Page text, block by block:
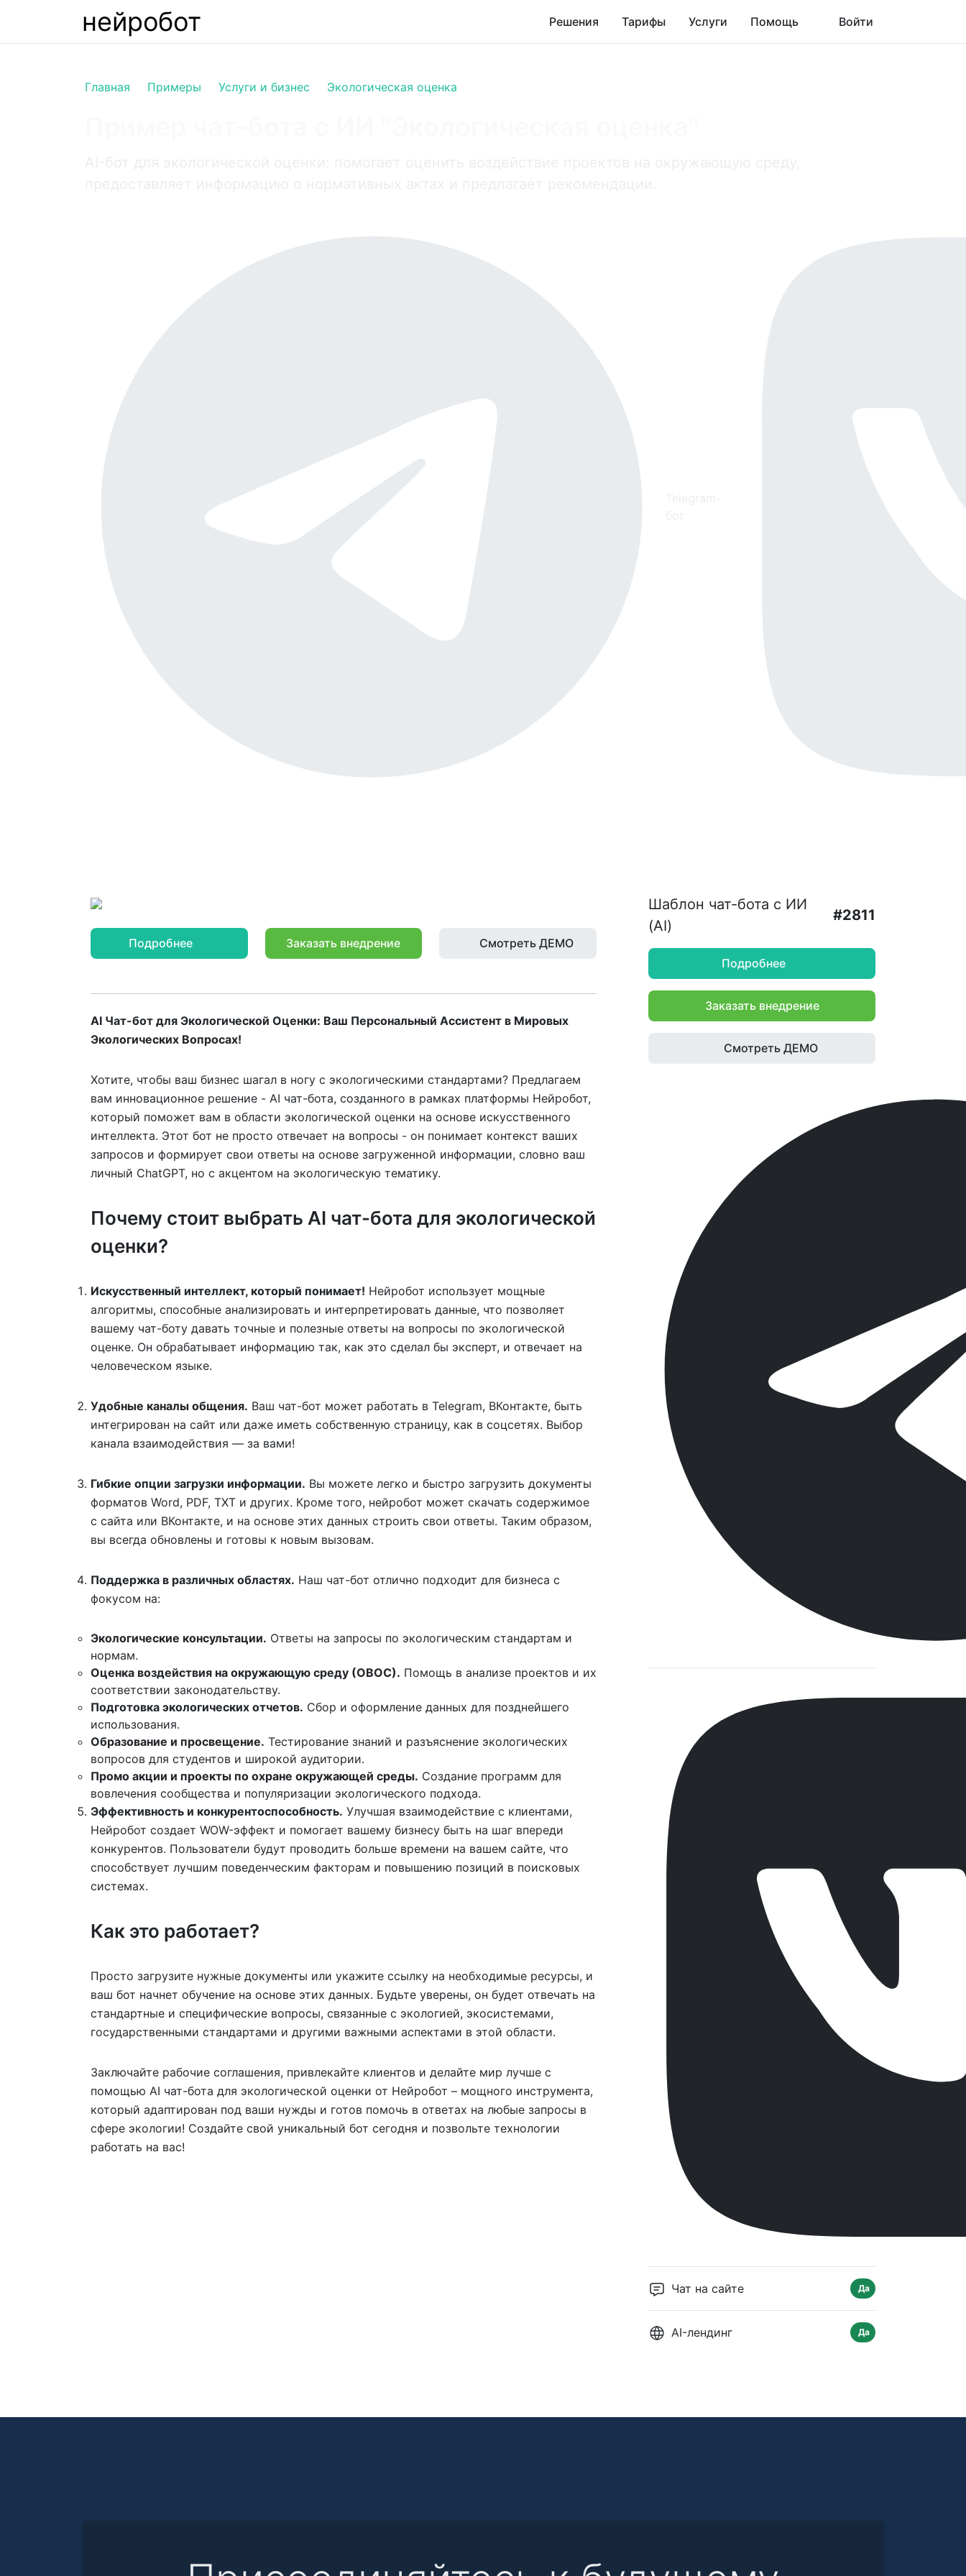
нейробот Решения Тарифы Услуги Помощь Войти
Главная Примеры Услуги и бизнес Экологическая оценка
Подробнее Заказать внедрение Смотреть ДЕМО
AI Чат-бот для Экологической Оценки: Ваш Персональный Ассистент в Мировых
Экологических Вопросах!
Хотите, чтобы ваш бизнес шагал в ногу с экологическими стандартами? Предлагаем
вам инновационное решение - AI чат-бота, созданного в рамках платформы Нейробот,
который поможет вам в области экологической оценки на основе искусственного
интеллекта. Этот бот не просто отвечает на вопросы - он понимает контекст ваших
запросов и формирует свои ответы на основе загруженной информации, словно ваш
личный ChatGPT, но с акцентом на экологическую тематику.
Почему стоит выбрать AI чат-бота для экологической
оценки?
Искусственный интеллект, который понимает! Нейробот использует мощные
алгоритмы, способные анализировать и интерпретировать данные, что позволяет
вашему чат-боту давать точные и полезные ответы на вопросы по экологической
оценке. Он обрабатывает информацию так, как это сделал бы эксперт, и отвечает на
человеческом языке.
Удобные каналы общения. Ваш чат-бот может работать в Telegram, ВКонтакте, быть
интегрирован на сайт или даже иметь собственную страницу, как в соцсетях. Выбор
канала взаимодействия — за вами!
Гибкие опции загрузки информации. Вы можете легко и быстро загрузить документы
форматов Word, PDF, TXT и других. Кроме того, нейробот может скачать содержимое
с сайта или ВКонтакте, и на основе этих данных строить свои ответы. Таким образом,
вы всегда обновлены и готовы к новым вызовам.
Поддержка в различных областях. Наш чат-бот отлично подходит для бизнеса с
фокусом на:
Экологические консультации. Ответы на запросы по экологическим стандартам и
нормам.
Оценка воздействия на окружающую среду (ОВОС). Помощь в анализе проектов и их
соответствии законодательству.
Подготовка экологических отчетов. Сбор и оформление данных для позднейшего
использования.
Образование и просвещение. Тестирование знаний и разъяснение экологических
вопросов для студентов и широкой аудитории.
Промо акции и проекты по охране окружающей среды. Создание программ для
вовлечения сообщества и популяризации экологического подхода.
Эффективность и конкурентоспособность. Улучшая взаимодействие с клиентами,
Нейробот создает WOW-эффект и помогает вашему бизнесу быть на шаг впереди
конкурентов. Пользователи будут проводить больше времени на вашем сайте, что
способствует лучшим поведенческим факторам и повышению позиций в поисковых
системах.
Как это работает?
Просто загрузите нужные документы или укажите ссылку на необходимые ресурсы, и
ваш бот начнет обучение на основе этих данных. Будьте уверены, он будет отвечать на
стандартные и специфические вопросы, связанные с экологией, экосистемами,
государственными стандартами и другими важными аспектами в этой области.
Заключайте рабочие соглашения, привлекайте клиентов и делайте мир лучше с
помощью AI чат-бота для экологической оценки от Нейробот – мощного инструмента,
который адаптирован под ваши нужды и готов помочь в ответах на любые запросы в
сфере экологии! Создайте свой уникальный бот сегодня и позвольте технологии
работать на вас!
Шаблон чат-бота с ИИ
(AI)
#2811
Подробнее
Заказать внедрение
Смотреть ДЕМО
Чат на сайте Да
AI-лендинг Да